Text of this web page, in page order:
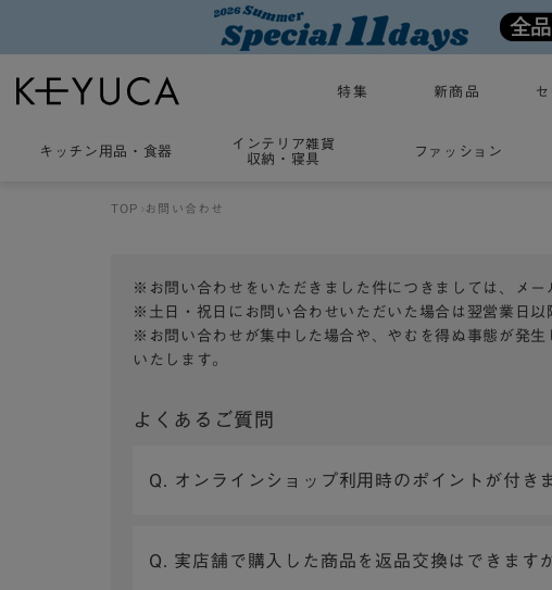
特集 新商品
キッチン用品 ・ 食器
インテリア雑貨
収納・寝具
ファッション
TOP お問い合わせ
※お問い合わせをいただきました件につきましては、メ
※土日・祝日にお問い合わせいただいた場合は翌営業日以
※お問い合わせが集中した場合や、やむを得ぬ事態が発
いたします。
よくあるご質問
Q. オンラインショップ利用時のポイントが付き
Q. 実店舗で購入した商品を返品交換はできます